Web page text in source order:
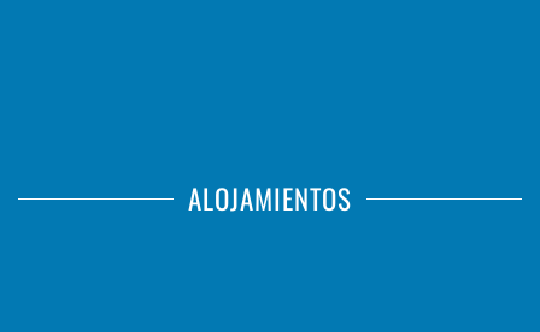
ALOJAMIENTOS